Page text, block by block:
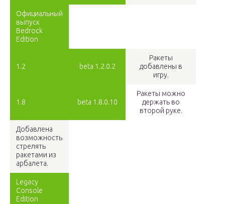
Официальный
выпуск
Bedrock
Edition
1.2 beta 1.2.0.2
Ракеты
добавлены в
игру.
1.8 beta 1.8.0.10
Ракеты можно
держать во
второй руке.
Добавлена
возможность
стрелять
ракетами из
арбалета.
Legacy
Console
Edition